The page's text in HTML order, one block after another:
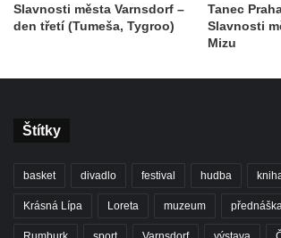
Slavnosti města Varnsdorf –
den třetí (Tumeša, Tygroo)
Tanec
Slavnosti
Mizu
Štítky
basket divadlo festival hudba
Krásná Lípa Loreta muzeum